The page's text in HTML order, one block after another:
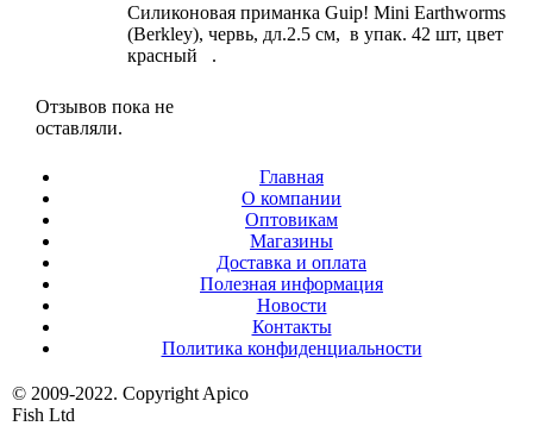
Силиконовая приманка Guip! Mini Earthworms
(Berkley), червь, дл.2.5 см, в упак. 42 шт, цвет
красный .
Отзывов пока не
оставляли.
Главная
О компании
Оптовикам
Магазины
Доставка и оплата
Полезная информация
Новости
Контакты
Политика конфиденциальности
© 2009-2022. Copyright Apico
Fish Ltd